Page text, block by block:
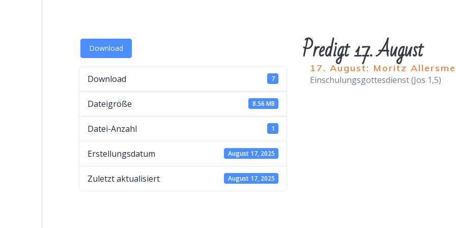
Download
Download 7
Dateigröße 8.56 MB
Datei-Anzahl 1
Erstellungsdatum August 17, 2025
Zuletzt aktualisiert August 17, 2025
Predigt 17. August
17. August: Moritz
Einschulungsgottesdienst (Jos 1,5)